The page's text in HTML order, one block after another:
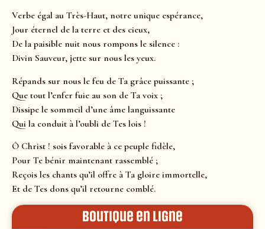
Verbe égal au Très-Haut, notre unique espérance,
Jour éternel de la terre et des cieux,
De la paisible nuit nous rompons le silence :
Divin Sauveur, jette sur nous les yeux.
Répands sur nous le feu de Ta grâce puissante ;
Que tout l’enfer fuie au son de Ta voix ;
Dissipe le sommeil d’une âme languissante
Qui la conduit à l’oubli de Tes lois !
Ô Christ ! sois favorable à ce peuple fidèle,
Pour Te bénir maintenant rassemblé ;
Reçois les chants qu’il offre à Ta gloire immortelle,
Et de Tes dons qu’il retourne comblé.
Boutique en ligne